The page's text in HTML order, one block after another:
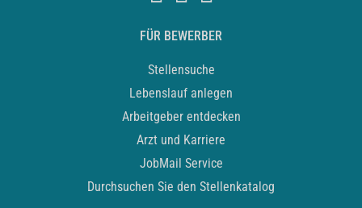
FÜR BEWERBER
Stellensuche
Lebenslauf anlegen
Arbeitgeber entdecken
Arzt und Karriere
JobMail Service
Durchsuchen Sie den Stellenkatalog